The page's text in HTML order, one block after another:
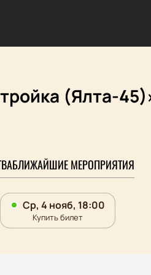
(Ялта-
БЛИЖАЙШИЕ МЕРОПРИЯТИЯ